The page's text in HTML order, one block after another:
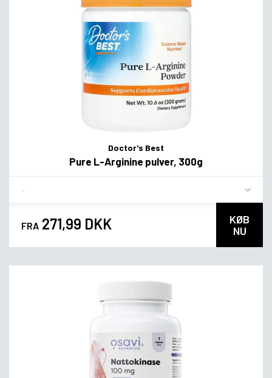
Doctor's Best
Pure L-Arginine pulver, 300g
FRA 271,99 DKK
KØB
NU